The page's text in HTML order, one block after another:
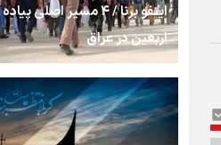
روایت ایران از کنار
از طلوع خیابان‌ها تا
اشک
اینفو برنا / ۴ مسیر اصلی
اربعین در عراق